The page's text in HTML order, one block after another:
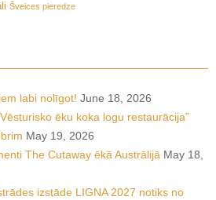
Šveices pieredze
labi nolīgot! June 18, 2026
ēku koka logu restaurācija”
May 19, 2026
The Cutaway ēkā Austrālijā May 18,
izstāde LIGNA 2027 notiks no